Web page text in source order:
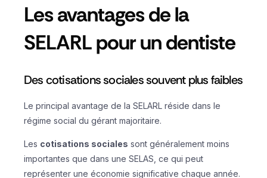
Les avantages de la
SELARL pour un dentiste
Des cotisations sociales souvent plus faibles
Le principal avantage de la SELARL réside dans le
régime social du gérant majoritaire.
Les cotisations sociales sont généralement moins
importantes que dans une SELAS, ce qui peut
représenter une économie significative chaque année.